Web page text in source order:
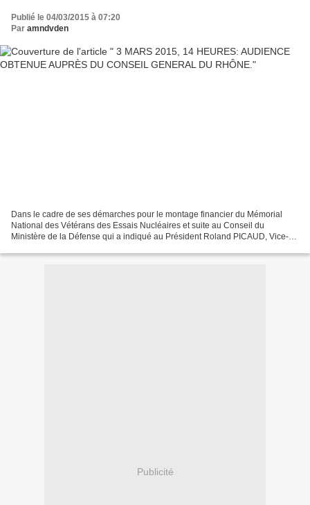
Publié le 04/03/2015 à 07:20
Par amndvden
Dans le cadre de ses démarches pour le montage financier du Mémorial
National des Vétérans des Essais Nucléaires et suite au Conseil du
Ministère de la Défense qui a indiqué au Président Roland PICAUD, Vice-
Publicité